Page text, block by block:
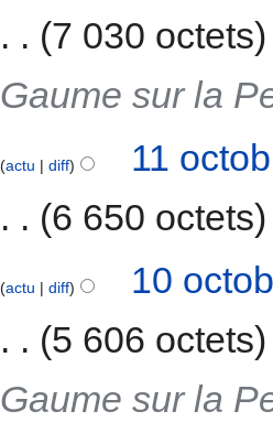
7 030 octets
Gaume sur la
actu diff
11
6 650 octets
actu diff
10
5 606 octets
Gaume sur la